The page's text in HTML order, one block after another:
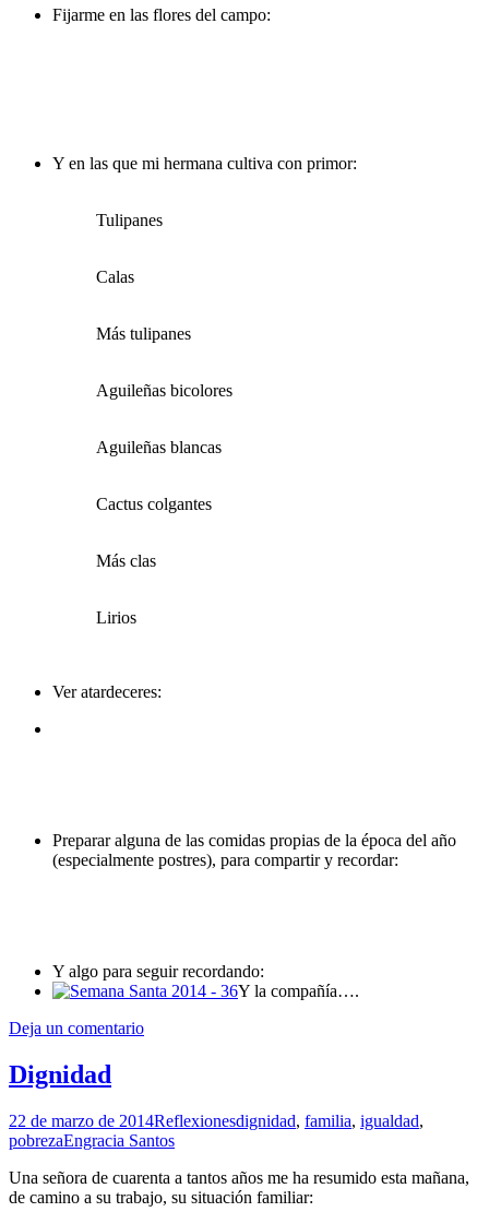
Fijarme en las flores del campo:
Y en las que mi hermana cultiva con primor:
Tulipanes
Calas
Más tulipanes
Aguileñas bicolores
Aguileñas blancas
Cactus colgantes
Más clas
Lirios
Ver atardeceres:
Preparar alguna de las comidas propias de la época del año
(especialmente postres), para compartir y recordar:
Y algo para seguir recordando:
Y la compañía….
Deja un comentario
Dignidad
22 de marzo de 2014Reflexionesdignidad, familia, igualdad,
pobrezaEngracia Santos
Una señora de cuarenta a tantos años me ha resumido esta mañana,
de camino a su trabajo, su situación familiar: